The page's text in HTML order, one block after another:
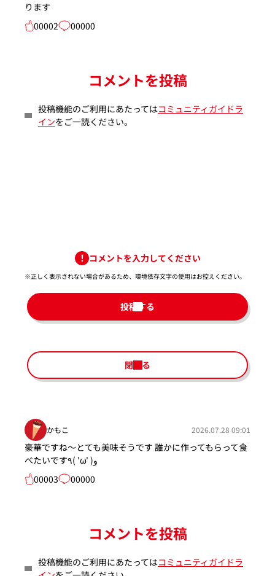
ります
00002
00000
コメントを投稿
投稿機能のご利用にあたってはコミュニティガイドラ
インをご一読ください。
コメントを入力してください
※正しく表示されない場合があるため、環境依存文字の使用はお控えください。​
投稿する
閉じる
かもこ 2026.07.28 09:01
豪華ですね〜とても美味そうです 誰かに作ってもらって食
べたいです٩( 'ω' )و
00003
00000
コメントを投稿
投稿機能のご利用にあたってはコミュニティガイドラ